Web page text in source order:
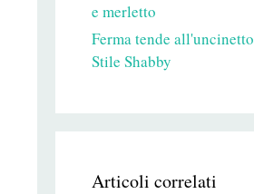
e merletto
Ferma tende all'uncinetto
Stile Shabby
Articoli correlati